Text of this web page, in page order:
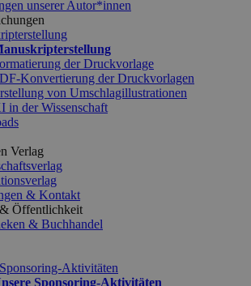
unserer Autor*innen
der Druckvorlage
Konvertierung der Druckvorlagen
von Umschlagillustrationen
in der Wissenschaft
Verlag
& Kontakt
Öffentlichkeit
& Buchhandel
Aktivitäten
Sponsoring-Aktivitäten